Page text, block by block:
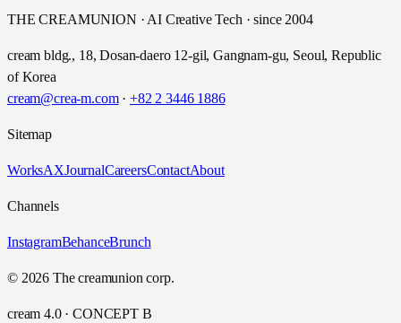
THE CREAMUNION · AI Creative Tech · since 2004
cream bldg., 18, Dosan-daero 12-gil, Gangnam-gu, Seoul, Republic
of Korea
cream@crea-m.com· +82 2 3446 1886
Sitemap
WorksAXJournalCareersContactAbout
Channels
InstagramBehanceBrunch
© 2026 The creamunion corp.
cream 4.0 · CONCEPT B